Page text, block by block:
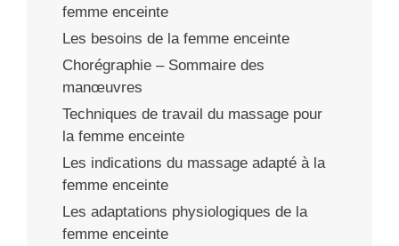
femme enceinte
Les besoins de la femme enceinte
Chorégraphie – Sommaire des
manœuvres
Techniques de travail du massage pour
la femme enceinte
Les indications du massage adapté à la
femme enceinte
Les adaptations physiologiques de la
femme enceinte